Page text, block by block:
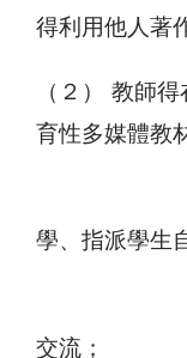
得利用他人著
（２） 教師
育性多媒體教
Ａ、教
學、指派學生
Ｂ、研
交流；